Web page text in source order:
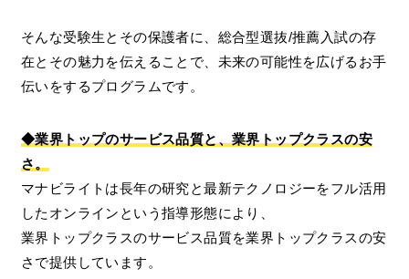
そんな受験生とその保護者に、総合型選抜/推薦入試の存
在とその魅力を伝えることで、未来の可能性を広げるお手
伝いをするプログラムです。
◆業界トップのサービス品質と、業界トップクラスの安
さ。
マナビライトは長年の研究と最新テクノロジーをフル活用
したオンラインという指導形態により、
業界トップクラスのサービス品質を業界トップクラスの安
さで提供しています。